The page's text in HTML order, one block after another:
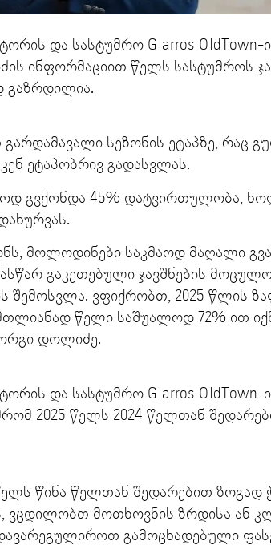
და სასტუმრო Glarros OldTown-
ინფორმაციით წელს სასტუმროს
გაზრდილია.
გარდამავალი სეზონის ეტაპზე, რაც
ეტაპობრივ გადასვლას.
გვქონდა 45% დატვირთულობა,
მოლოდინები საკმაოდ მაღალი
გაკეთებული ჯავშნების
შემოსვლა. ვფიქრობთ, 2025 წლის
წელი საშუალოდ 72% ით
დოლიძე.
და სასტუმრო Glarros OldTown-
2025 წელს 2024 წელთან
წინა წელთან შედარებით ზოგად
ვცდილობთ მოთხოვნის ზრდისა ან
გამოცხადებული